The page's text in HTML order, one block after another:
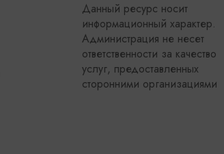
Данный ресурс носит
информационный характер.
Администрация не несет
ответственности за качество
услуг, предоставленных
сторонними организациями